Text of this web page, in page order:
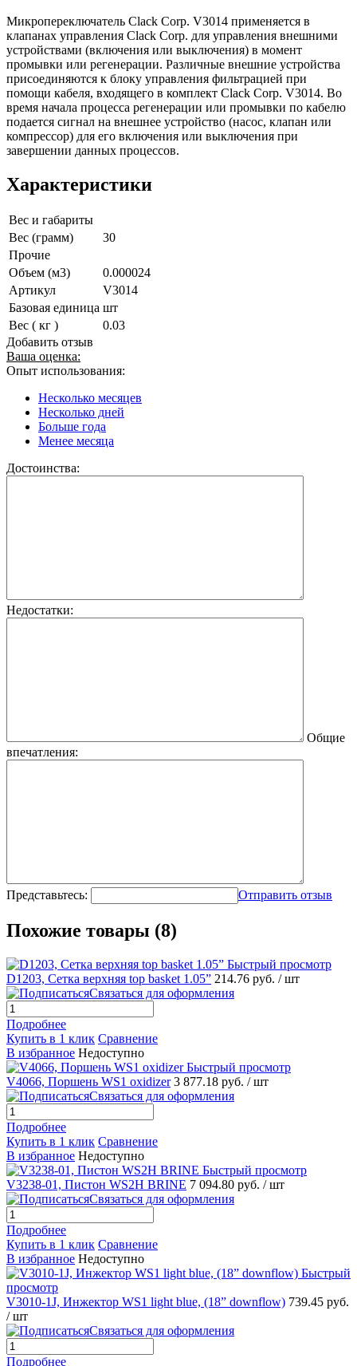
Микропереключатель Clack Corp. V3014 применяется в
клапанах управления Clack Corp. для управления внешними
устройствами (включения или выключения) в момент
промывки или регенерации. Различные внешние устройства
присоединяются к блоку управления фильтрацией при
помощи кабеля, входящего в комплект Clack Corp. V3014. Во
время начала процесса регенерации или промывки по кабелю
подается сигнал на внешнее устройство (насос, клапан или
компрессор) для его включения или выключения при
завершении данных процессов.
Характеристики
Вес и габариты
Вес (грамм)
30
Прочие
Объем (м3)
0.000024
Артикул
V3014
Базовая единица шт
Вес ( кг )
0.03
Добавить отзыв
Ваша оценка:
Опыт использования:
Несколько месяцев
Несколько дней
Больше года
Менее месяца
Достоинства:
Недостатки:
Общие
впечатления:
Представьтесь: Отправить отзыв
Похожие товары (8)
Быстрый просмотр
D1203, Сетка верхняя top basket 1.05” 214.76 руб. / шт
Связаться для оформления
Подробнее
Купить в 1 клик Сравнение
В избранное Недоступно
Быстрый просмотр
V4066, Поршень WS1 oxidizer 3 877.18 руб. / шт
Связаться для оформления
Подробнее
Купить в 1 клик Сравнение
В избранное Недоступно
Быстрый просмотр
V3238-01, Пистон WS2H BRINE 7 094.80 руб. / шт
Связаться для оформления
Подробнее
Купить в 1 клик Сравнение
В избранное Недоступно
Быстрый
просмотр
V3010-1J, Инжектор WS1 light blue, (18” downflow) 739.45 руб.
/ шт
Связаться для оформления
Подробнее